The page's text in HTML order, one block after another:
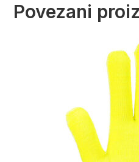
Povezani